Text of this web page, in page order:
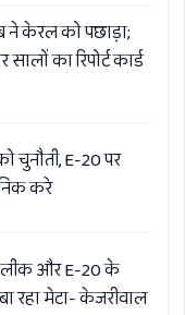
ने केरल को पछाड़ा;
सालों का रिपोर्ट कार्ड
चुनौती, E-20 पर
करे
लीक और E-20 के
रहा मेटा- केजरीवाल